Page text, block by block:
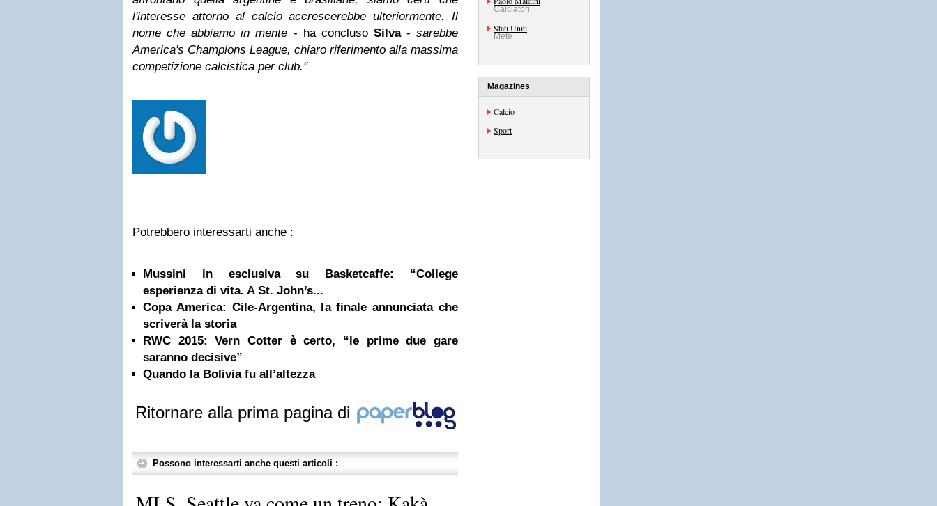
l'interesse attorno al calcio accrescerebbe ulteriormente. Il
nome che abbiamo in mente - ha concluso Silva-sarebbe
America's Champions League, chiaro riferimento alla massima
competizione calcistica per club."
Potrebbero interessarti anche :
Mussini in esclusiva su Basketcaffe: “College
esperienza di vita. A St. John’s...
Copa America: Cile-Argentina, la finale annunciata che
scriverà la storia
RWC 2015: Vern Cotter è certo, “le prime due gare
saranno decisive”
Quando la Bolivia fu all’altezza
Ritornare alla prima pagina di
Possono interessarti anche questi articoli :
Calciatori
Stati Uniti
Mete
Magazines
Calcio
Sport